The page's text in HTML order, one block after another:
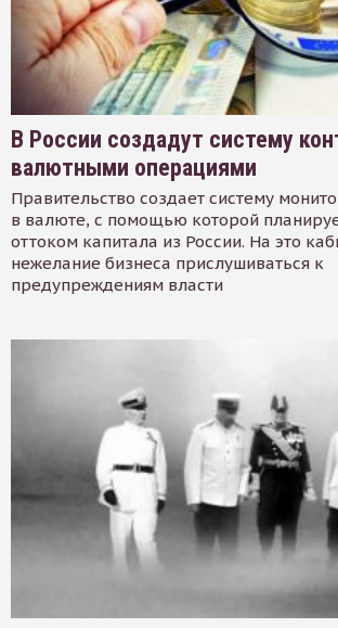
В России создадут систему
валютными операциями
Правительство создает систему
в валюте, с помощью которой
оттоком капитала из России. На это
нежелание бизнеса прислушиваться к
предупреждениям власти